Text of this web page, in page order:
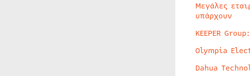
Μεγάλες
υπάρχουν
KEEPER
Olympia
Dahua